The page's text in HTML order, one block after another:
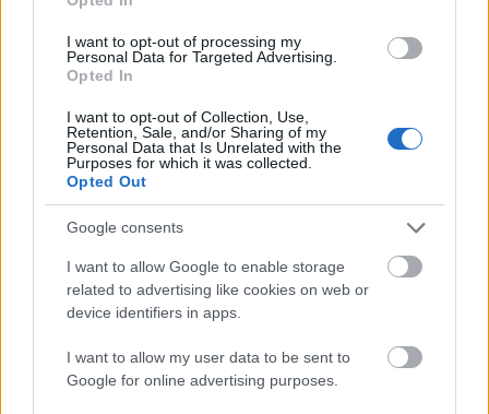
I want to opt-out of processing my
Personal Data for Targeted Advertising.
Opted In
I want to opt-out of Collection, Use,
Retention, Sale, and/or Sharing of my
Personal Data that Is Unrelated with the
Purposes for which it was collected.
Opted Out
Google consents
I want to allow Google to enable storage
related to advertising like cookies on web or
device identifiers in apps.
I want to allow my user data to be sent to
Google for online advertising purposes.
Kultúrházak éjjel nappal Salgótarjánban
2016.02.05
HÍRLEVÉL
E-mail cím